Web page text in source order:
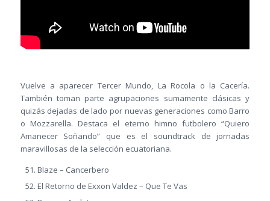
Vuelve a aparecer Tercer Mundo, La Rocola o la Cacería.
También toman parte agrupaciones sumamente clásicas y
quizás dejadas de lado por nuevas generaciones como Barro
o Mozzarella. Destaca el eterno himno futbolero “Quiero
Amanecer Soñando” que es el soundtrack de jornadas
maravillosas de la selección ecuatoriana.
Blaze – Cancerbero
El Retorno de Exxon Valdez – Que Te Vas